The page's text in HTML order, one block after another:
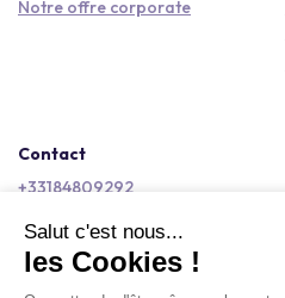
Notre offre corporate
Contact
+33184809292